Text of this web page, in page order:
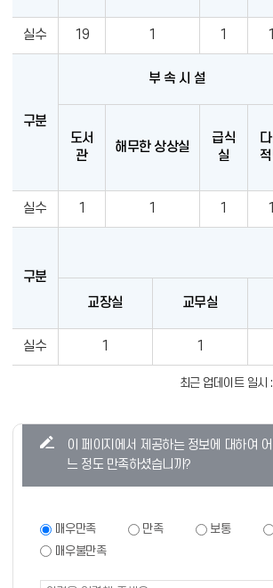
실수 19 1 1 1
구분
부 속 시 설
도서
관
해무한 상상실
급식
실
실수 1 1 1 1
구분
교장실 교무실
실수 1 1
최근 업데이트 일
이 페이지에서 제공하는 정보에 대하여 어
느 정도 만족하셨습니까?
만
족
조
매우만족 만족 보통
매우불만족